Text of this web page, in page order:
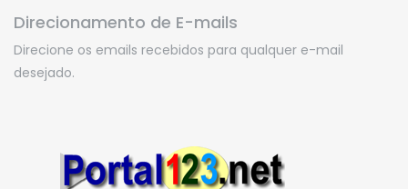
Direcionamento de E-mails
Direcione os emails recebidos para qualquer e-mail
desejado.